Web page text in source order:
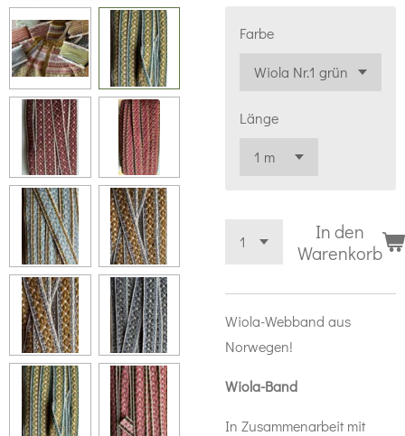
Farbe
Länge
In den
Warenkorb
Wiola-Webband aus
Norwegen!
Wiola-Band
In Zusammenarbeit mit